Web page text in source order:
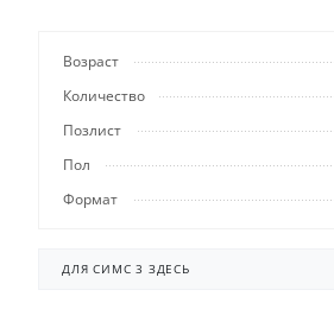
Возраст
Количество
Позлист
Пол
Формат
ДЛЯ СИМС 3 ЗДЕСЬ